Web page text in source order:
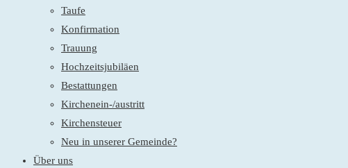
Taufe
Konfirmation
Trauung
Hochzeitsjubiläen
Bestattungen
Kirchenein-/austritt
Kirchensteuer
Neu in unserer Gemeinde?
Über uns